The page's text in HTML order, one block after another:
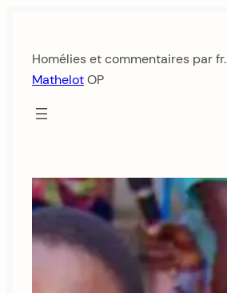
contenu
Homélies et commentaires par fr.
MathelotOP